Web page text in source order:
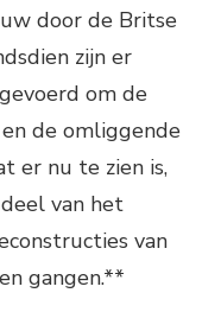
door de Britse
zijn er
om de
de omliggende
er nu te zien is,
van het
van
gangen.**